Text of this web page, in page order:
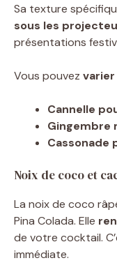
Sa texture
sous les
présentations
Vous pouvez varier
Cannelle
Gingembre
Cassonade
Noix de coco et
La noix de coco
Pina Colada. Elle
de votre cocktail.
immédiate.